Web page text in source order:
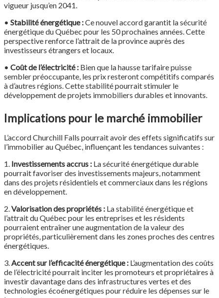
vigueur jusqu’en 2041.
• Stabilité énergétique :Ce nouvel accord garantit la sécurité
énergétique du Québec pour les 50 prochaines années. Cette
perspective renforce l’attrait de la province auprès des
investisseurs étrangers et locaux.
• Coût de l’électricité : Bien que la hausse tarifaire puisse
sembler préoccupante, les prix resteront compétitifs comparés
à d’autres régions. Cette stabilité pourrait stimuler le
développement de projets immobiliers durables et innovants.
Implications pour le marché immobilier
L’accord Churchill Falls pourrait avoir des effets significatifs sur
l’immobilier au Québec, influençant les tendances suivantes :
1. Investissements accrus : La sécurité énergétique durable
pourrait favoriser des investissements majeurs, notamment
dans des projets résidentiels et commerciaux dans les régions
en développement.
2.Valorisation des propriétés : La stabilité énergétique et
l’attrait du Québec pour les entreprises et les résidents
pourraient entraîner une augmentation de la valeur des
propriétés, particulièrement dans les zones proches des centres
énergétiques.
3.Accent sur l’efficacité énergétique : L’augmentation des coûts
de l’électricité pourrait inciter les promoteurs et propriétaires à
investir davantage dans des infrastructures vertes et des
technologies écoénergétiques pour réduire les dépenses sur le